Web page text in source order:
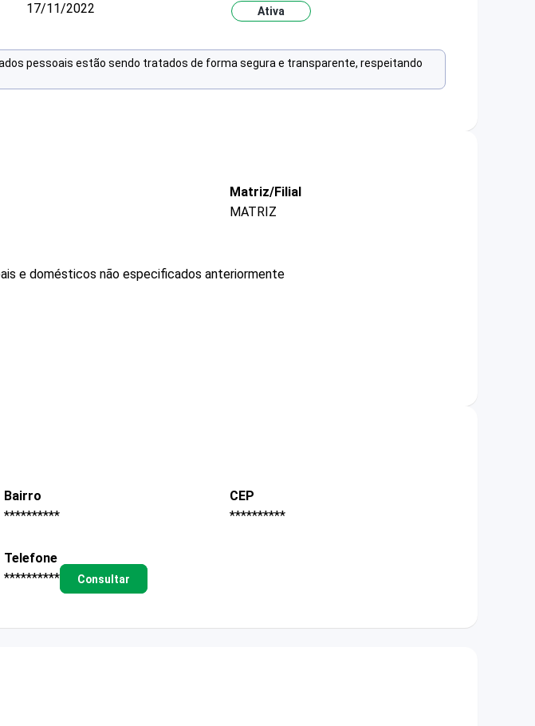
17/11/2022
Ativa
pessoais estão sendo tratados de forma segura e transparente, respeitando
Matriz/Filial
MATRIZ
e domésticos não especificados anteriormente
Bairro
**********
CEP
**********
Telefone
**********
Consultar